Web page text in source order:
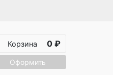
Корзина 0 ₽
Оформить